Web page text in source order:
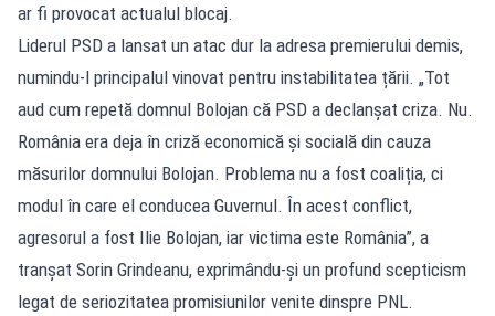
ar fi provocat actualul blocaj.
Liderul PSD a lansat un atac dur la adresa premierului demis,
numindu-l principalul vinovat pentru instabilitatea țării. „Tot
aud cum repetă domnul Bolojan că PSD a declanșat criza. Nu.
România era deja în criză economică și socială din cauza
măsurilor domnului Bolojan. Problema nu a fost coaliția, ci
modul în care el conducea Guvernul. În acest conflict,
agresorul a fost Ilie Bolojan, iar victima este România”, a
tranșat Sorin Grindeanu, exprimându-și un profund scepticism
legat de seriozitatea promisiunilor venite dinspre PNL.